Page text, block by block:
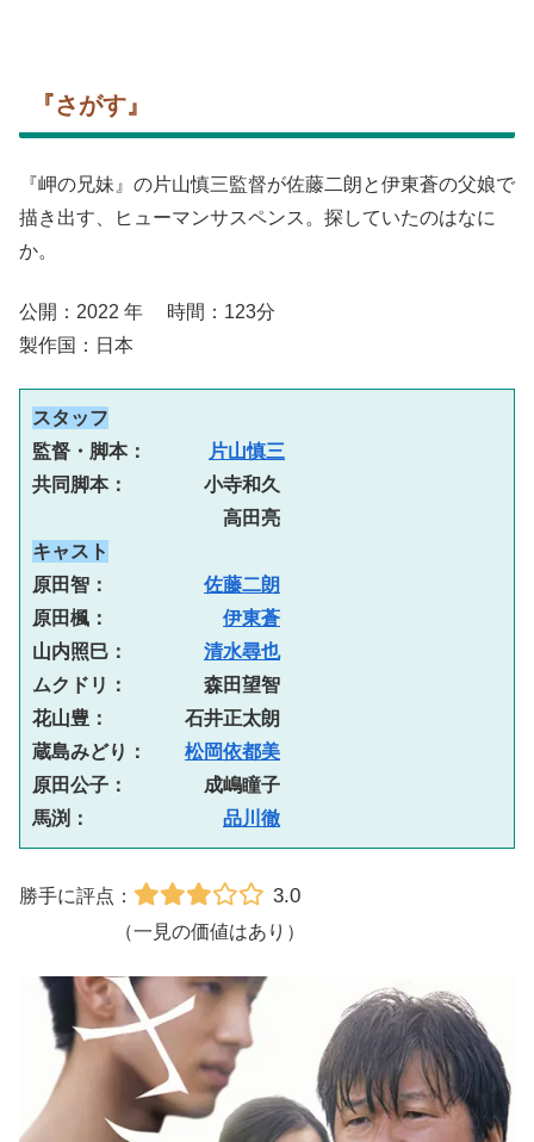
『さがす』
『岬の兄妹』の片山慎三監督が佐藤二朗と伊東蒼の父娘で
描き出す、ヒューマンサスペンス。探していたのはなに
か。
公開：2022 年 時間：123分
製作国：日本
スタッフ
監督・脚本：
片山慎三
共同脚本：　　　　小寺和久
高田亮
キャスト
原田智： 佐藤二朗
原田楓： 伊東蒼
山内照巳： 清水尋也
ムクドリ：　　　　森田望智
花山豊：　　　　石井正太朗
蔵島みどり： 松岡依都美
原田公子：　　　　成嶋瞳子
馬渕： 品川徹
勝手に評点： 3.0
（一見の価値はあり）